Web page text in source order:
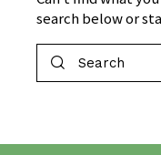
search below or